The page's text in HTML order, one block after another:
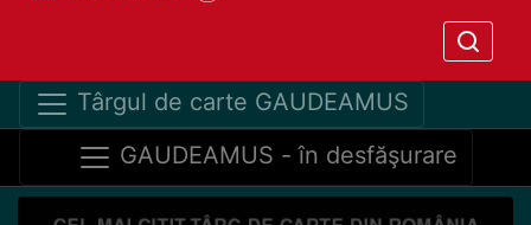
Târgul de carte GAUDEAMUS
GAUDEAMUS - în desfăşurare